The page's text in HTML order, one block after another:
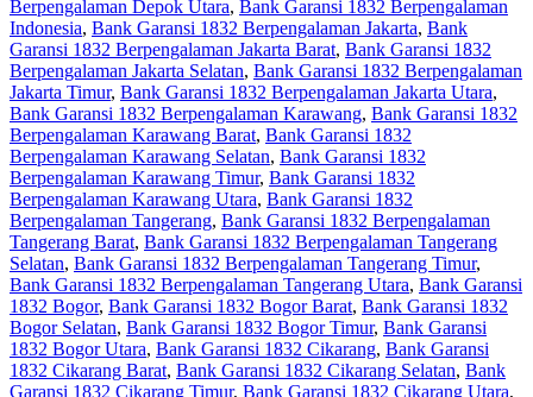
Berpengalaman Depok Utara, Bank Garansi 1832 Berpengalaman
Indonesia, Bank Garansi 1832 Berpengalaman Jakarta, Bank
Garansi 1832 Berpengalaman Jakarta Barat, Bank Garansi 1832
Berpengalaman Jakarta Selatan, Bank Garansi 1832 Berpengalaman
Jakarta Timur, Bank Garansi 1832 Berpengalaman Jakarta Utara,
Bank Garansi 1832 Berpengalaman Karawang, Bank Garansi 1832
Berpengalaman Karawang Barat, Bank Garansi 1832
Berpengalaman Karawang Selatan, Bank Garansi 1832
Berpengalaman Karawang Timur, Bank Garansi 1832
Berpengalaman Karawang Utara, Bank Garansi 1832
Berpengalaman Tangerang, Bank Garansi 1832 Berpengalaman
Tangerang Barat, Bank Garansi 1832 Berpengalaman Tangerang
Selatan, Bank Garansi 1832 Berpengalaman Tangerang Timur,
Bank Garansi 1832 Berpengalaman Tangerang Utara, Bank Garansi
1832 Bogor, Bank Garansi 1832 Bogor Barat, Bank Garansi 1832
Bogor Selatan, Bank Garansi 1832 Bogor Timur, Bank Garansi
1832 Bogor Utara, Bank Garansi 1832 Cikarang, Bank Garansi
1832 Cikarang Barat, Bank Garansi 1832 Cikarang Selatan, Bank
Garansi 1832 Cikarang Timur, Bank Garansi 1832 Cikarang Utara,